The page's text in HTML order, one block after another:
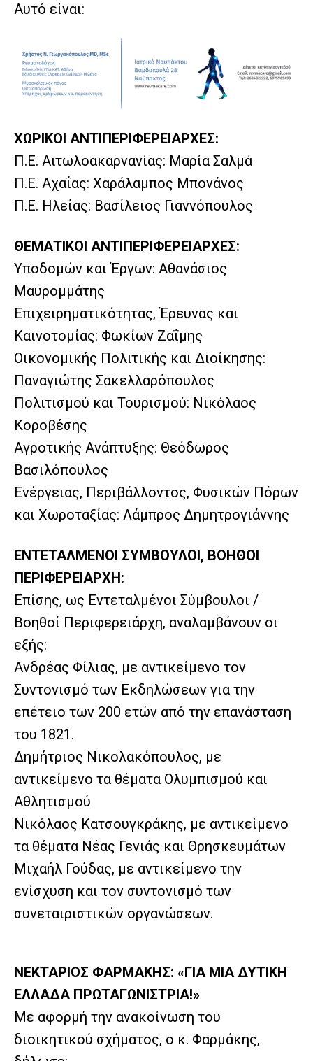
Αυτό είναι:
ΧΩΡΙΚΟΙ ΑΝΤΙΠΕΡΙΦΕΡΕΙΑΡΧΕΣ:
Π.Ε. Αιτωλοακαρνανίας: Μαρία Σαλμά
Π.Ε. Αχαΐας: Χαράλαμπος Μπονάνος
Π.Ε. Ηλείας: Βασίλειος Γιαννόπουλος
ΘΕΜΑΤΙΚΟΙ ΑΝΤΙΠΕΡΙΦΕΡΕΙΑΡΧΕΣ:
Υποδομών και Έργων: Αθανάσιος
Μαυρομμάτης
Επιχειρηματικότητας, Έρευνας και
Καινοτομίας: Φωκίων Ζαΐμης
Οικονομικής Πολιτικής και Διοίκησης:
Παναγιώτης Σακελλαρόπουλος
Πολιτισμού και Τουρισμού: Νικόλαος
Κοροβέσης
Αγροτικής Ανάπτυξης: Θεόδωρος
Βασιλόπουλος
Ενέργειας, Περιβάλλοντος, Φυσικών Πόρων
και Χωροταξίας: Λάμπρος Δημητρογιάννης
ΕΝΤΕΤΑΛΜΕΝΟΙ ΣΥΜΒΟΥΛΟΙ, ΒΟΗΘΟΙ
ΠΕΡΙΦΕΡΕΙΑΡΧΗ:
Επίσης, ως Εντεταλμένοι Σύμβουλοι /
Βοηθοί Περιφερειάρχη, αναλαμβάνουν οι
εξής:
Ανδρέας Φίλιας, με αντικείμενο τον
Συντονισμό των Εκδηλώσεων για την
επέτειο των 200 ετών από την επανάσταση
του 1821.
Δημήτριος Νικολακόπουλος, με
αντικείμενο τα θέματα Ολυμπισμού και
Αθλητισμού
Νικόλαος Κατσουγκράκης, με αντικείμενο
τα θέματα Νέας Γενιάς και Θρησκευμάτων
Μιχαήλ Γούδας, με αντικείμενο την
ενίσχυση και τον συντονισμό των
συνεταιριστικών οργανώσεων.
ΝΕΚΤΑΡΙΟΣ ΦΑΡΜΑΚΗΣ: «ΓΙΑ ΜΙΑ ΔΥΤΙΚΗ
ΕΛΛΑΔΑ ΠΡΩΤΑΓΩΝΙΣΤΡΙΑ!»
Με αφορμή την ανακοίνωση του
διοικητικού σχήματος, ο κ. Φαρμάκης,